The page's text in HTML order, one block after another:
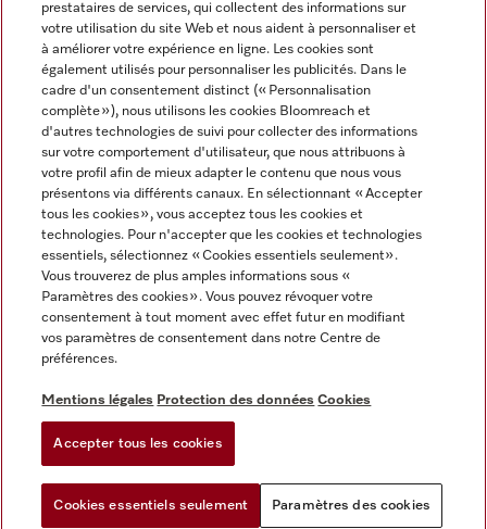
Langue
FRANÇAIS
Mentions légales
CGV
Protection des données
Paramètres des cookies
Miele sur Youtube
prestataires de services, qui collectent des informations sur
votre utilisation du site Web et nous aident à personnaliser et
à améliorer votre expérience en ligne. Les cookies sont
également utilisés pour personnaliser les publicités. Dans le
cadre d'un consentement distinct (« Personnalisation
complète »), nous utilisons les cookies Bloomreach et
d'autres technologies de suivi pour collecter des informations
sur votre comportement d'utilisateur, que nous attribuons à
votre profil afin de mieux adapter le contenu que nous vous
présentons via différents canaux. En sélectionnant « Accepter
tous les cookies », vous acceptez tous les cookies et
technologies. Pour n'accepter que les cookies et technologies
essentiels, sélectionnez « Cookies essentiels seulement».
Vous trouverez de plus amples informations sous «
Paramètres des cookies ». Vous pouvez révoquer votre
consentement à tout moment avec effet futur en modifiant
vos paramètres de consentement dans notre Centre de
préférences.
Mentions légales Protection des données Cookies
Accepter tous les cookies
Cookies essentiels seulement Paramètres des cookies